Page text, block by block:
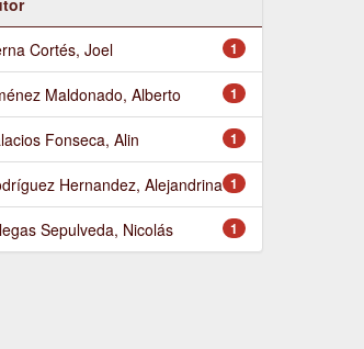
1
Cortés, Joel
1
Maldonado, Alberto
1
Fonseca, Alin
1
Hernandez, Alejandrina
1
Sepulveda, Nicolás